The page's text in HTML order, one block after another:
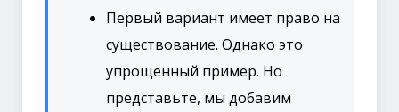
Первый вариант имеет право на
существование. Однако это
упрощенный пример. Но
представьте, мы добавим